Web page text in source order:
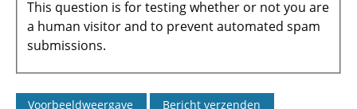
This question is for testing whether or not you are
a human visitor and to prevent automated spam
submissions.